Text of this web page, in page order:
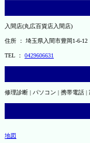
入間店(丸広百貨店入間店)
住所 ： 埼玉県入間市豊岡1-6-
TEL ： 0429606631
修理診断 | パソコン | 携帯電話 |
地図